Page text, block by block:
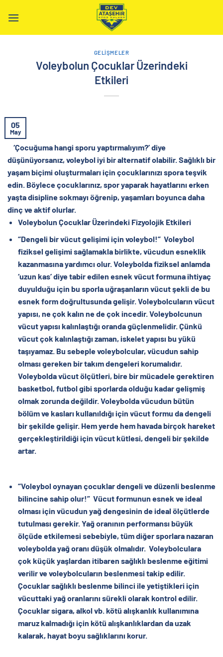
atla
GELIŞMELER
Voleybolun Çocuklar Üzerindeki
Etkileri
05
May
‘Çocuğuma hangi sporu yaptırmalıyım?’ diye
düşünüyorsanız, voleybol iyi bir alternatif olabilir. Sağlıklı bir
yaşam biçimi oluşturmaları için çocuklarınızı spora teşvik
edin. Böylece çocuklarınız, spor yaparak hayatlarını erken
yaşta disipline sokmayı öğrenip, yaşamları boyunca daha
dinç ve aktif olurlar.
Voleybolun Çocuklar Üzerindeki Fizyolojik Etkileri
“Dengeli bir vücut gelişimi için voleybol!” Voleybol
fiziksel gelişimi sağlamakla birlikte, vücudun esneklik
kazanmasına yardımcı olur. Voleybolda fiziksel anlamda
‘uzun kas’ diye tabir edilen esnek vücut formuna ihtiyaç
duyulduğu için bu sporla uğraşanların vücut şekli de bu
esnek form doğrultusunda gelişir. Voleybolcuların vücut
yapısı, ne çok kalın ne de çok incedir. Voleybolcunun
vücut yapısı kalınlaştığı oranda güçlenmelidir. Çünkü
vücut çok kalınlaştığı zaman, iskelet yapısı bu yükü
taşıyamaz. Bu sebeple voleybolcular, vücudun sahip
olması gereken bir takım dengeleri korumalıdır.
Voleybolda vücut ölçütleri, bire bir mücadele gerektiren
basketbol, futbol gibi sporlarda olduğu kadar gelişmiş
olmak zorunda değildir. Voleybolda vücudun bütün
bölüm ve kasları kullanıldığı için vücut formu da dengeli
bir şekilde gelişir. Hem yerde hem havada birçok hareket
gerçekleştirildiği için vücut kütlesi, dengeli bir şekilde
artar.
“Voleybol oynayan çocuklar dengeli ve düzenli beslenme
bilincine sahip olur!” Vücut formunun esnek ve ideal
olması için vücudun yağ dengesinin de ideal ölçütlerde
tutulması gerekir. Yağ oranının performansı büyük
ölçüde etkilemesi sebebiyle, tüm diğer sporlara nazaran
voleybolda yağ oranı düşük olmalıdır. Voleybolculara
çok küçük yaşlardan itibaren sağlıklı beslenme eğitimi
verilir ve voleybolcuların beslenmesi takip edilir.
Çocuklar sağlıklı beslenme bilinci ile yetiştikleri için
vücuttaki yağ oranlarını sürekli olarak kontrol edilir.
Çocuklar sigara, alkol vb. kötü alışkanlık kullanımına
maruz kalmadığı için kötü alışkanlıklardan da uzak
kalarak, hayat boyu sağlıklarını korur.